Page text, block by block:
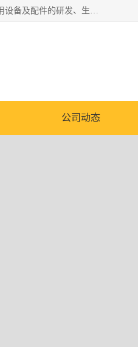
潍坊帝洁环保设备有限公司成立于2019年，位于山东省潍坊市潍城经济开发区；公司专注于环境保护专用设备及配件的研发、生产、安装与销售，同时涉及医用消毒设备、机电设备和仪器仪表的销售。此外，公司提供环保工程施工、环保技术研发与转让、技术服务以及环境工程专项设计服务，致力于为客户提供全面的环保解决方案，助力绿色可持续发展。
公司动态